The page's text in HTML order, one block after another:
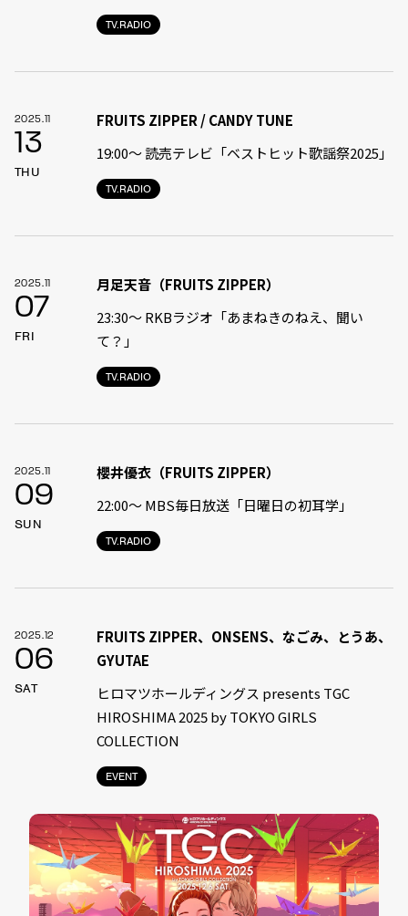
TV.RADIO
2025.11
13
THU
TV.RADIO
FRUITS ZIPPER / CANDY TUNE
19:00〜 読売テレビ「ベストヒット歌謡祭2025」
2025.11
07
FRI
TV.RADIO
月足天音（FRUITS ZIPPER）
23:30〜 RKBラジオ「あまねきのねえ、聞い
て？」
2025.11
09
SUN
TV.RADIO
櫻井優衣（FRUITS ZIPPER）
22:00〜 MBS毎日放送「日曜日の初耳学」
2025.12
06
SAT
EVENT
FRUITS ZIPPER、ONSENS、なごみ、とうあ、
GYUTAE
ヒロマツホールディングス presents TGC
HIROSHIMA 2025 by TOKYO GIRLS
COLLECTION